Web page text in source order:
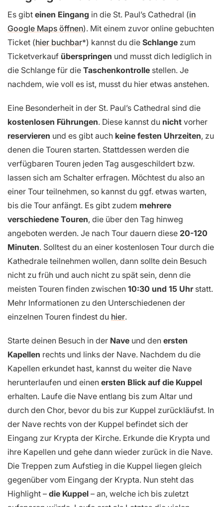
Es gibt einen Eingang in die St. Paul’s Cathedral (in
Google Maps öffnen). Mit einem zuvor online gebuchten
Ticket (hier buchbar ) kannst du die Schlange zum
Ticketverkauf überspringen und musst dich lediglich in
die Schlange für die Taschenkontrolle stellen. Je
nachdem, wie voll es ist, musst du hier etwas anstehen.
Eine Besonderheit in der St. Paul’s Cathedral sind die
kostenlosen Führungen. Diese kannst du nicht vorher
reservieren und es gibt auch keine festen Uhrzeiten, zu
denen die Touren starten. Stattdessen werden die
verfügbaren Touren jeden Tag ausgeschildert bzw.
lassen sich am Schalter erfragen. Möchtest du also an
einer Tour teilnehmen, so kannst du ggf. etwas warten,
bis die Tour anfängt. Es gibt zudem mehrere
verschiedene Touren, die über den Tag hinweg
angeboten werden. Je nach Tour dauern diese 20-120
Minuten. Solltest du an einer kostenlosen Tour durch die
Kathedrale teilnehmen wollen, dann sollte dein Besuch
nicht zu früh und auch nicht zu spät sein, denn die
meisten Touren finden zwischen 10:30 und 15 Uhrstatt.
Mehr Informationen zu den Unterschiedenen der
einzelnen Touren findest du hier.
Starte deinen Besuch in der Nave und den ersten
Kapellen rechts und links der Nave. Nachdem du die
Kapellen erkundet hast, kannst du weiter die Nave
herunterlaufen und einen ersten Blick auf die Kuppel
erhalten. Laufe die Nave entlang bis zum Altar und
durch den Chor, bevor du bis zur Kuppel zurückläufst. In
der Nave rechts von der Kuppel befindet sich der
Eingang zur Krypta der Kirche. Erkunde die Krypta und
ihre Kapellen und gehe dann wieder zurück in die Nave.
Die Treppen zum Aufstieg in die Kuppel liegen gleich
gegenüber vom Eingang der Krypta. Nun steht das
Highlight – die Kuppel – an, welche ich bis zuletzt